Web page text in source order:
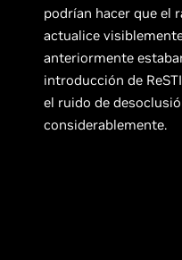
podrían hacer que el
actualice
anteriormente
introducción de
el ruido de
considerablemente.